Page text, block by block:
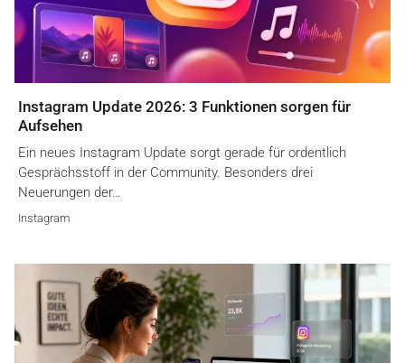
Instagram Update 2026: 3 Funktionen sorgen für
Aufsehen
Ein neues Instagram Update sorgt gerade für ordentlich
Gesprächsstoff in der Community. Besonders drei
Neuerungen der…
Instagram